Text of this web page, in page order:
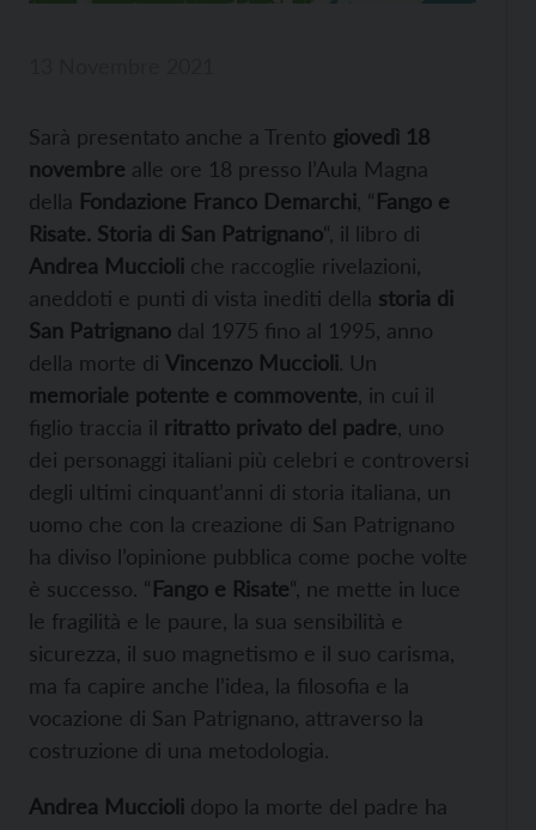
Sarà presentato anche a Trento giovedì 18
novembre alle ore 18 presso l’Aula Magna
della Fondazione Franco Demarchi , “Fango e
Risate. Storia di San Patrignano“, il libro di
Andrea Muccioli che raccoglie rivelazioni,
aneddoti e punti di vista inediti della storia di
San Patrignano dal 1975 fino al 1995, anno
della morte di Vincenzo Muccioli. Un
memoriale potente e commovente , in cui il
figlio traccia il ritratto privato del padre , uno
dei personaggi italiani più celebri e controversi
degli ultimi cinquant’anni di storia italiana, un
uomo che con la creazione di San Patrignano
ha diviso l’opinione pubblica come poche volte
è successo. “Fango e Risate“, ne mette in luce
le fragilità e le paure, la sua sensibilità e
sicurezza, il suo magnetismo e il suo carisma,
ma fa capire anche l’idea, la filosofia e la
vocazione di San Patrignano, attraverso la
costruzione di una metodologia.
Andrea Muccioli dopo la morte del padre ha